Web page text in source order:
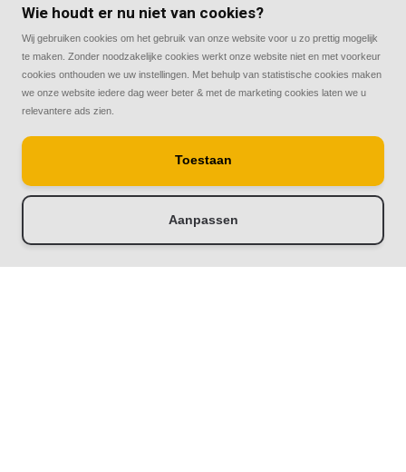
© Copyright 2026
Rolluiken33 | Thuis in rolluiken
Wie houdt er nu niet van cookies?
Wij gebruiken cookies om het gebruik van onze website voor u zo prettig mogelijk
te maken. Zonder noodzakelijke cookies werkt onze website niet en met voorkeur
cookies onthouden we uw instellingen. Met behulp van statistische cookies maken
we onze website iedere dag weer beter & met de marketing cookies laten we u
relevantere ads zien.
Toestaan
Aanpassen